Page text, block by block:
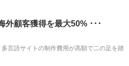
外顧客獲得を最大50% ･･･
言語サイトの制作費用が高額で二の足を踏